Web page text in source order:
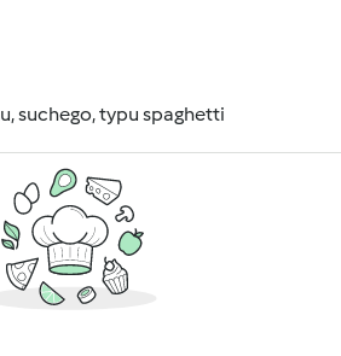
suchego, typu spaghetti